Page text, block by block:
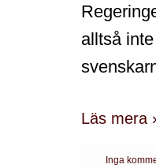
alltså
Läs mera
Inga